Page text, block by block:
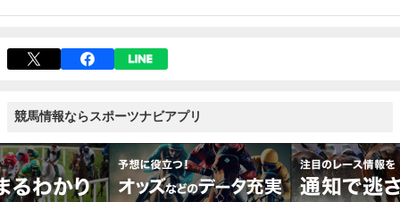
競馬情報ならスポーツナビアプリ